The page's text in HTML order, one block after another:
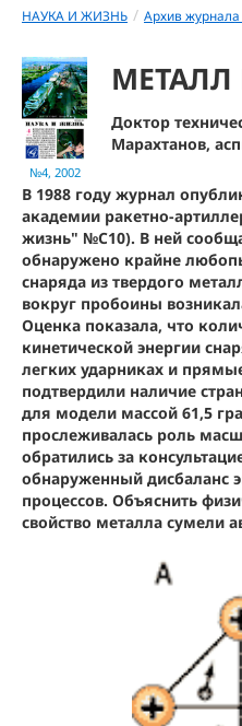
НАУКА И ЖИЗНЬ / Архив
№4, 2002
МЕТАЛЛ
Доктор
Марахтанов,
В 1988 году журнал
академии ракетно-
жизнь" №C10). В ней
обнаружено крайне
снаряда из твердого
вокруг пробоины
Оценка показала, что
кинетической энергии
легких ударниках и
подтвердили наличие
для модели массой 61,5
прослеживалась роль
обратились за
обнаруженный дисбаланс
процессов. Объяснить
свойство металла сумели